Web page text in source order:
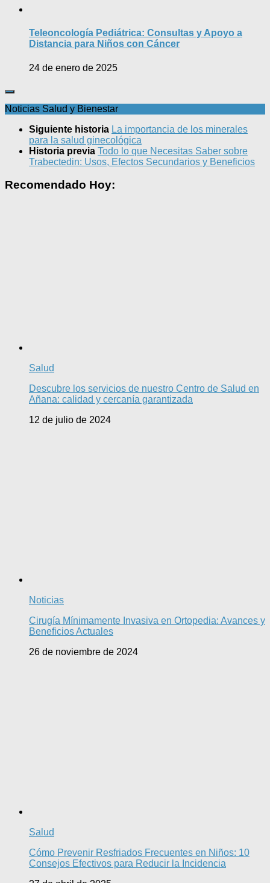
Teleoncología Pediátrica: Consultas y Apoyo a
Distancia para Niños con Cáncer
24 de enero de 2025
Noticias Salud y Bienestar
Siguiente historia La importancia de los minerales
para la salud ginecológica
Historia previa Todo lo que Necesitas Saber sobre
Trabectedin: Usos, Efectos Secundarios y Beneficios
Recomendado Hoy:
Salud
Descubre los servicios de nuestro Centro de Salud en
Añana: calidad y cercanía garantizada
12 de julio de 2024
Noticias
Cirugía Mínimamente Invasiva en Ortopedia: Avances y
Beneficios Actuales
26 de noviembre de 2024
Salud
Cómo Prevenir Resfriados Frecuentes en Niños: 10
Consejos Efectivos para Reducir la Incidencia